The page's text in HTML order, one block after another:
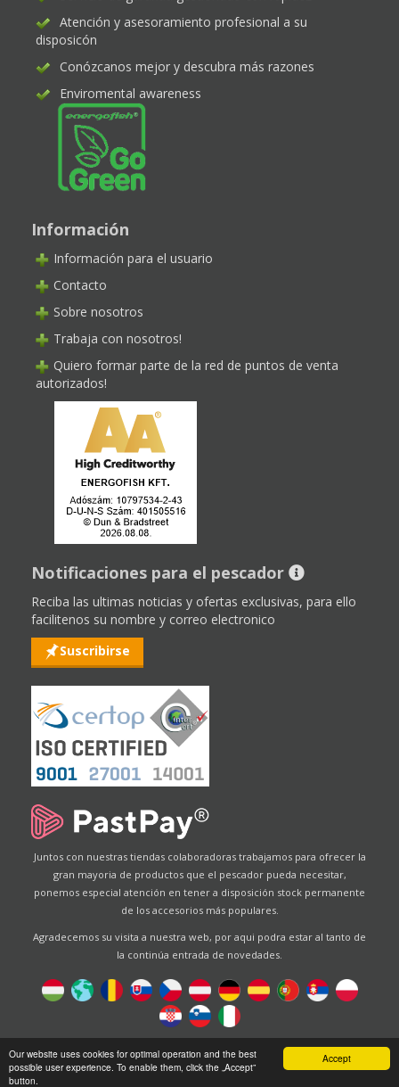
Accept
Our website uses cookies for optimal operation and the best
possible user experience. To enable them, click the „Accept”
button.
Atención y asesoramiento profesional a su
disposicón
Conózcanos mejor y descubra más razones
Enviromental awareness
Información
Información para el usuario
Contacto
Sobre nosotros
Trabaja con nosotros!
Quiero formar parte de la red de puntos de venta
autorizados!
Notificaciones para el pescador
Reciba las ultimas noticias y ofertas exclusivas, para ello
facilitenos su nombre y correo electronico
Suscribirse
Juntos con nuestras tiendas colaboradoras trabajamos para ofrecer la
gran mayoria de productos que el pescador pueda necesitar,
ponemos especial atención en tener a disposición stock permanente
de los accesorios más populares.
Agradecemos su visita a nuestra web, por aqui podra estar al tanto de
la continúa entrada de novedades.
Designed by
Energofish Kft
Website engine:CWBbyGloobus Software Developement